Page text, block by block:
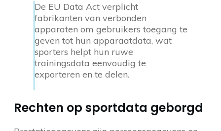
De EU Data Act verplicht
fabrikanten van verbonden
apparaten om gebruikers toegang te
geven tot hun apparaatdata, wat
sporters helpt hun ruwe
trainingsdata eenvoudig te
exporteren en te delen.
Rechten op sportdata geborgd